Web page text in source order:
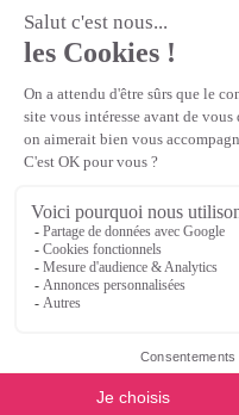
la référence en perles et bijoux
perles en ligne, telles que les
et cristaux et strass en cristal
apprêts en Argent 925, Gold
Matière Première est un
Première
Veuillez patienter...
Continuer vos achats
or Voir